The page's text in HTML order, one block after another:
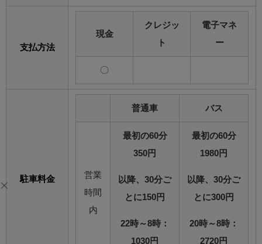
支払方法
現金
クレジッ
ト
電子マネ
ー
〇
駐車料金
普通車 バス
営業
時間
内
最初の60分
350円
以降、30分ご
とに150円
22時～8時：
1030円
最初の60分
1980円
以降、30分ご
とに300円
20時～8時：
2720円